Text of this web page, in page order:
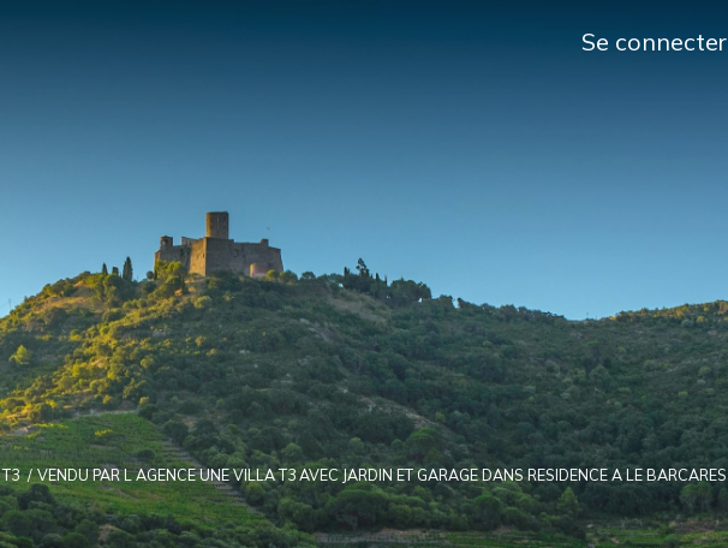
se connecter
T3 VENDU PAR L AGENCE UNE VILLA T3 AVEC JARDIN ET GARAGE DANS RESIDENCE A LE BARCARES